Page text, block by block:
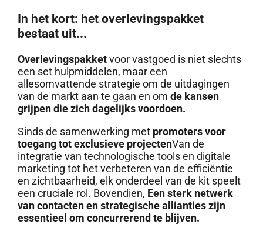
In het kort: het overlevingspakket
bestaat uit...
Overlevingspakketvoor vastgoed is niet slechts
een set hulpmiddelen, maar een
allesomvattende strategie om de uitdagingen
van de markt aan te gaan en om de kansen
grijpen die zich dagelijks voordoen.
Sinds de samenwerking met promoters voor
toegang tot exclusieve projectenVan de
integratie van technologische tools en digitale
marketing tot het verbeteren van de efficiëntie
en zichtbaarheid, elk onderdeel van de kit speelt
een cruciale rol. Bovendien, Een sterk netwerk
van contacten en strategische allianties zijn
essentieel om concurrerend te blijven.